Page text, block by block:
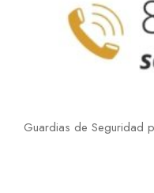
Guardias de Seguridad